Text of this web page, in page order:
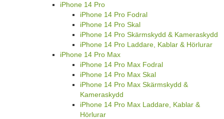
iPhone 14 Pro
iPhone 14 Pro Fodral
iPhone 14 Pro Skal
iPhone 14 Pro Skärmskydd & Kameraskydd
iPhone 14 Pro Laddare, Kablar & Hörlurar
iPhone 14 Pro Max
iPhone 14 Pro Max Fodral
iPhone 14 Pro Max Skal
iPhone 14 Pro Max Skärmskydd &
Kameraskydd
iPhone 14 Pro Max Laddare, Kablar &
Hörlurar